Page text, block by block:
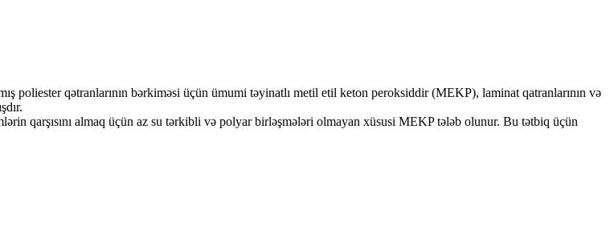
poliester qətranlarının bərkiməsi üçün ümumi təyinatlı metil etil keton peroksiddir (MEKP), laminat qatranlarının və
qarşısını almaq üçün az su tərkibli və polyar birləşmələri olmayan xüsusi MEKP tələb olunur. Bu tətbiq üçün